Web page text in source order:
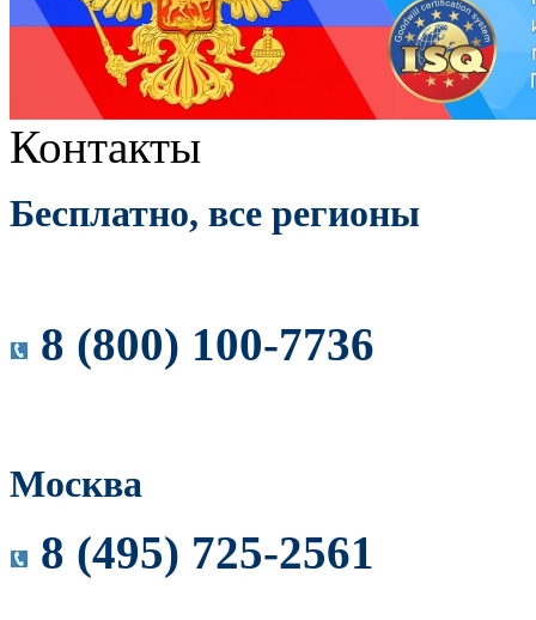
Контакты
Бесплатно, все регионы
8 (800) 100-7736
Москва
8 (495) 725-2561